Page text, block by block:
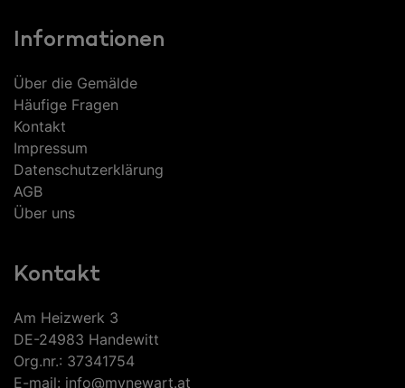
Informationen
Über die Gemälde
Häufige Fragen
Kontakt
Impressum
Datenschutzerklärung
AGB
Über uns
Kontakt
Am Heizwerk 3
DE-24983 Handewitt
Org.nr.: 37341754
E-mail: info@mynewart.at